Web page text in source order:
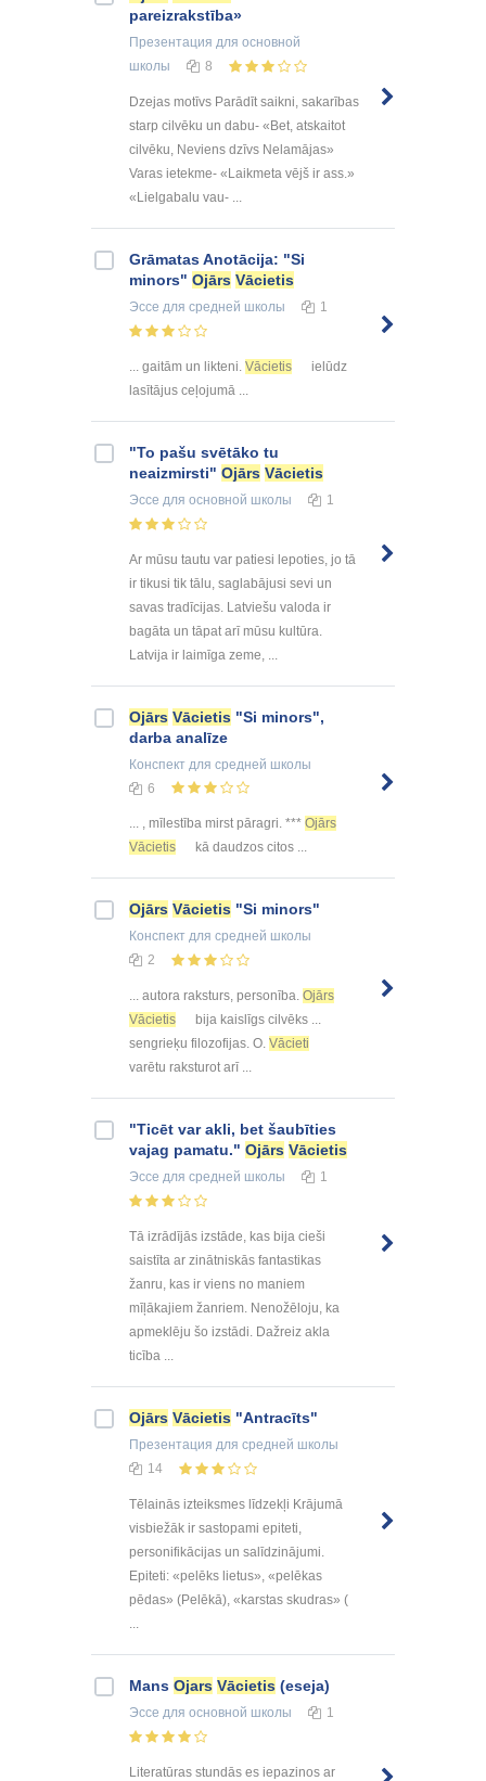
pareizrakstība»
Презентация для основной
школы
8
Dzejas motīvs Parādīt saikni, sakarības
starp cilvēku un dabu- «Bet, atskaitot
cilvēku, Neviens dzīvs Nelamājas»
Varas ietekme- «Laikmeta vējš ir ass.»
«Lielgabalu vau- ...
Grāmatas Anotācija: "Si
minors" Ojārs Vācietis
Эссе для средней школы 1
... gaitām un likteni. Vācietis
ielūdz
lasītājus ceļojumā ...
"To pašu svētāko tu
neaizmirsti" Ojārs Vācietis
Эссе для основной школы 1
Ar mūsu tautu var patiesi lepoties, jo tā
ir tikusi tik tālu, saglabājusi sevi un
savas tradīcijas. Latviešu valoda ir
bagāta un tāpat arī mūsu kultūra.
Latvija ir laimīga zeme, ...
Ojārs Vācietis "Si minors",
darba analīze
Конспект для средней школы
6
... , mīlestība mirst pāragri. *** Ojārs
Vācietis
kā daudzos citos ...
Ojārs Vācietis "Si minors"
Конспект для средней школы
2
... autora raksturs, personība. Ojārs
Vācietis
bija kaislīgs cilvēks ...
sengrieķu filozofijas. O. Vācieti
varētu raksturot arī ...
"Ticēt var akli, bet šaubīties
vajag pamatu." Ojārs Vācietis
Эссе для средней школы 1
Tā izrādījās izstāde, kas bija cieši
saistīta ar zinātniskās fantastikas
žanru, kas ir viens no maniem
mīļākajiem žanriem. Nenožēloju, ka
apmeklēju šo izstādi. Dažreiz akla
ticība ...
Ojārs Vācietis "Antracīts"
Презентация для средней школы
14
Tēlainās izteiksmes līdzekļi Krājumā
visbiežāk ir sastopami epiteti,
personifikācijas un salīdzinājumi.
Epiteti: «pelēks lietus», «pelēkas
pēdas» (Pelēkā), «karstas skudras» (
...
Mans Ojars Vācietis (eseja)
Эссе для основной школы 1
Literatūras stundās es iepazinos ar